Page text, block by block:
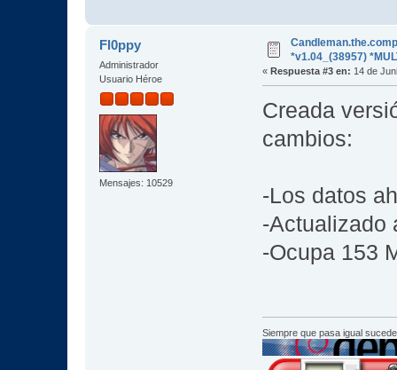
Fl0ppy
Administrador
Usuario Héroe
Mensajes: 10529
*v1.04_(38957)
« Respuesta #3 en: 14 de
Creada
cambios:
-Los datos
-Actualizado
-Ocupa 153
Siempre que pasa igual